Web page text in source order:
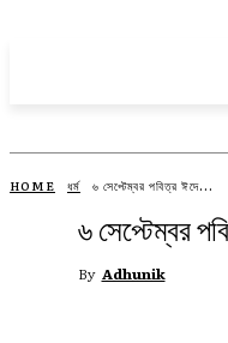
HOME ধর্ম ৬ সেপ্টেম্বর পবিত্র ঈদে...
৬ সেপ্টেম্বর
By Adhunik